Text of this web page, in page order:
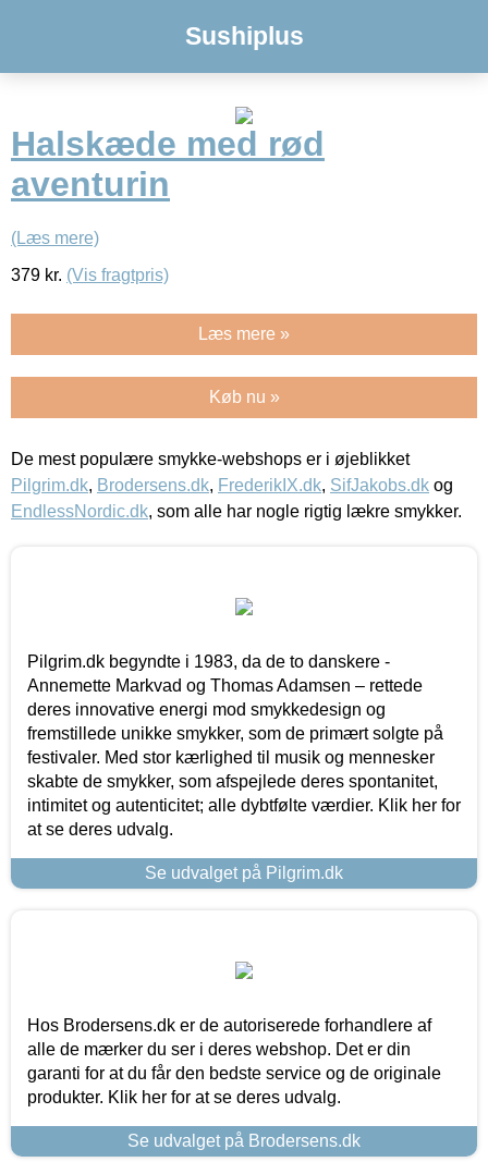
Sushiplus
Halskæde med rød
aventurin
(Læs mere)
379 kr. (Vis fragtpris)
Læs mere »
Køb nu »
De mest populære smykke-webshops er i øjeblikket
Pilgrim.dk, Brodersens.dk, FrederikIX.dk, SifJakobs.dk og
EndlessNordic.dk, som alle har nogle rigtig lækre smykker.
Pilgrim.dk begyndte i 1983, da de to danskere -
Annemette Markvad og Thomas Adamsen – rettede
deres innovative energi mod smykkedesign og
fremstillede unikke smykker, som de primært solgte på
festivaler. Med stor kærlighed til musik og mennesker
skabte de smykker, som afspejlede deres spontanitet,
intimitet og autenticitet; alle dybtfølte værdier. Klik her for
at se deres udvalg.
Se udvalget på Pilgrim.dk
Hos Brodersens.dk er de autoriserede forhandlere af
alle de mærker du ser i deres webshop. Det er din
garanti for at du får den bedste service og de originale
produkter. Klik her for at se deres udvalg.
Se udvalget på Brodersens.dk